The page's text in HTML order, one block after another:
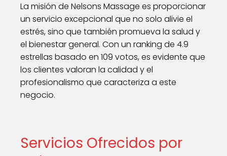
La misión de Nelsons Massage es proporcionar
un servicio excepcional que no solo alivie el
estrés, sino que también promueva la salud y
el bienestar general. Con un ranking de 4.9
estrellas basado en 109 votos, es evidente que
los clientes valoran la calidad y el
profesionalismo que caracteriza a este
negocio.
Servicios Ofrecidos por